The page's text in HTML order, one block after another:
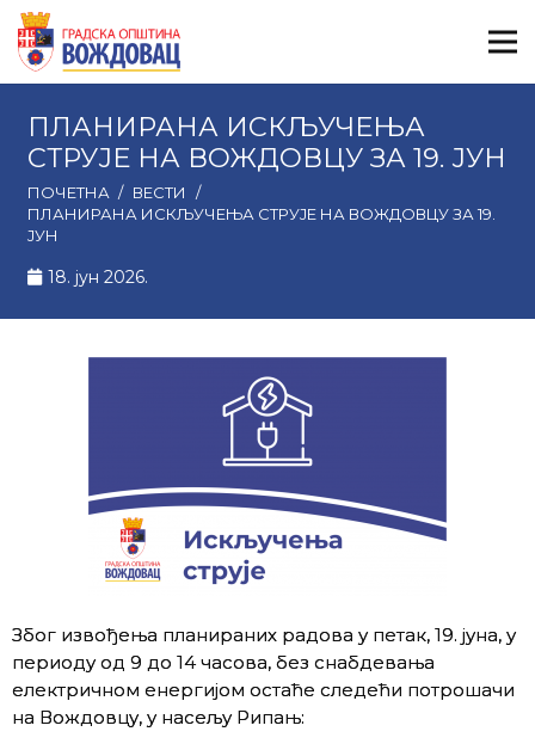
ПЛАНИРАНА ИСКЉУЧЕЊА
СТРУЈЕ НА ВОЖДОВЦУ ЗА 19. ЈУН
ПОЧЕТНА / ВЕСТИ
/
ПЛАНИРАНА ИСКЉУЧЕЊА СТРУЈЕ НА ВОЖДОВЦУ ЗА 19.
ЈУН
18. јун 2026.
Због извођења планираних радова у петак, 19. јуна, у
периоду од 9 до 14 часова, без снабдевања
електричном енергијом остаће следећи потрошачи
на Вождовцу, у насељу Рипањ: